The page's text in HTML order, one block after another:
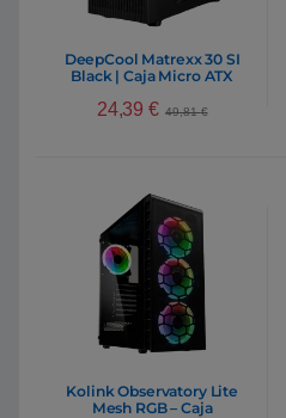
DeepCool Matrexx 30 SI
Black | Caja Micro ATX
24,39€ 49,81€
Kolink Observatory Lite
Mesh RGB – Caja